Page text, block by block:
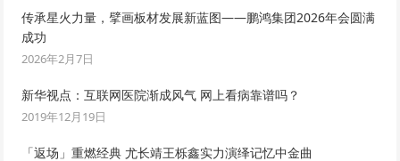
传承星火力量，擘画板材发展新蓝图——鹏鸿集团2026年会圆满
成功
2026年2月7日
新华视点：互联网医院渐成风气 网上看病靠谱吗？
2019年12月19日
「返场」重燃经典 尤长靖王栎鑫实力演绎记忆中金曲